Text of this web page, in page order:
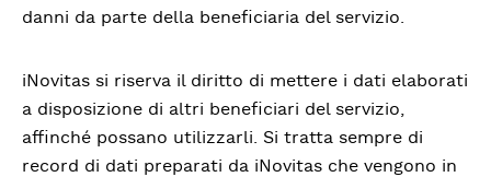
danni da parte della beneficiaria del servizio.
iNovitas si riserva il diritto di mettere i dati elaborati
a disposizione di altri beneficiari del servizio,
affinché possano utilizzarli. Si tratta sempre di
record di dati preparati da iNovitas che vengono in